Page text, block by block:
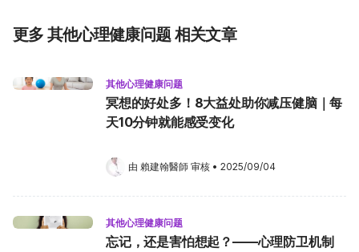
更多 其他心理健康问题 相关文章
其他心理健康问题
冥想的好处多！8大益处助你减压健脑｜每
天10分钟就能感受变化
由 賴建翰醫師 审核 • 2025/09/04
其他心理健康问题
忘记，还是害怕想起？——心理防卫机制